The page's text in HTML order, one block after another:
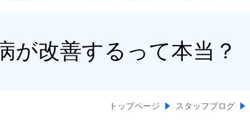
が改善するって本当？
トップページ スタッフブログ